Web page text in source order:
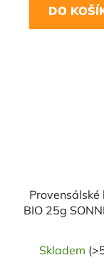
DO
Provensálské
BIO 25g
Skladem